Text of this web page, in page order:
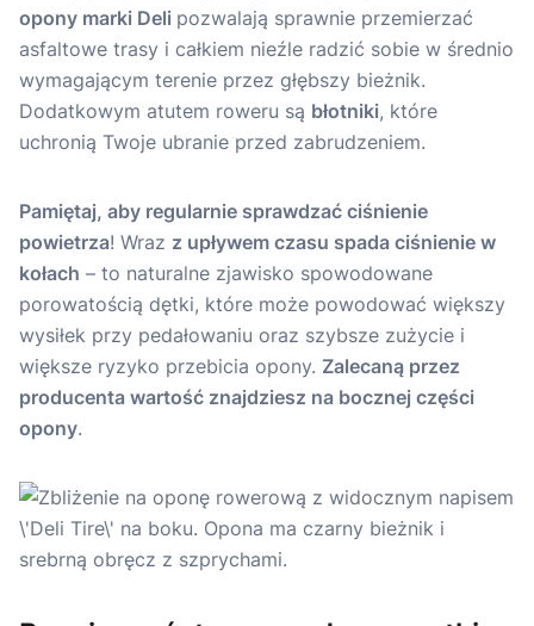
opony marki Deli pozwalają sprawnie przemierzać
asfaltowe trasy i całkiem nieźle radzić sobie w średnio
wymagającym terenie przez głębszy bieżnik.
Dodatkowym atutem roweru są błotniki, które
uchronią Twoje ubranie przed zabrudzeniem.
Pamiętaj, aby regularnie sprawdzać ciśnienie
powietrza! Wraz z upływem czasu spada ciśnienie w
kołach – to naturalne zjawisko spowodowane
porowatością dętki, które może powodować większy
wysiłek przy pedałowaniu oraz szybsze zużycie i
większe ryzyko przebicia opony. Zalecaną przez
producenta wartość znajdziesz na bocznej części
opony.